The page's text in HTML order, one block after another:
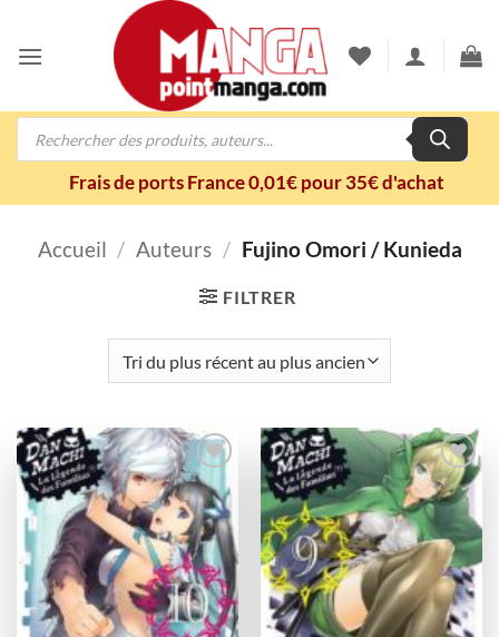
contenu
Recherche
Frais de ports France 0,01€ pour 35€ d'achat
Accueil / Auteurs / Fujino Omori / Kunieda
FILTRER
Ajouter
à la
wishlist
Ajouter
à la
wishlist